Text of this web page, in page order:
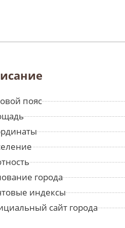
пояс
города
индексы
сайт города